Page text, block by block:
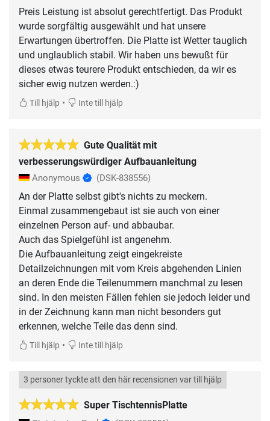
Preis Leistung ist absolut gerechtfertigt. Das Produkt
wurde sorgfältig ausgewählt und hat unsere
Erwartungen übertroffen. Die Platte ist Wetter tauglich
und unglaublich stabil. Wir haben uns bewußt für
dieses etwas teurere Produkt entschieden, da wir es
sicher ewig nutzen werden.:)
Till hjälp • Inte till hjälp
Gute Qualität mit
verbesserungswürdiger Aufbauanleitung
Anonymous (DSK-838556)
An der Platte selbst gibt's nichts zu meckern.
Einmal zusammengebaut ist sie auch von einer
einzelnen Person auf- und abbaubar.
Auch das Spielgefühl ist angenehm.
Die Aufbauanleitung zeigt eingekreiste
Detailzeichnungen mit vom Kreis abgehenden Linien
an deren Ende die Teilenummern manchmal zu lesen
sind. In den meisten Fällen fehlen sie jedoch leider und
in der Zeichnung kann man nicht besonders gut
erkennen, welche Teile das denn sind.
Till hjälp • Inte till hjälp
Super TischtennisPlatte
3 personer tyckte att den här recensionen var till hjälp